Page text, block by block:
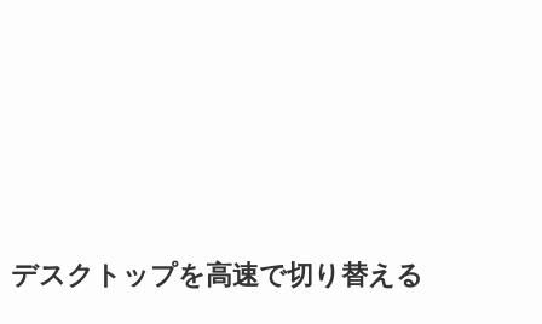
デスクトップを高速で切り替える